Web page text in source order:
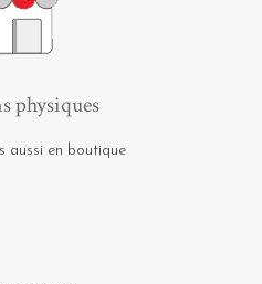
physiques
aussi en boutique